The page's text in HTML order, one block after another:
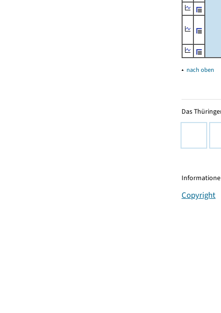
▴ nach oben
Das
Copyright